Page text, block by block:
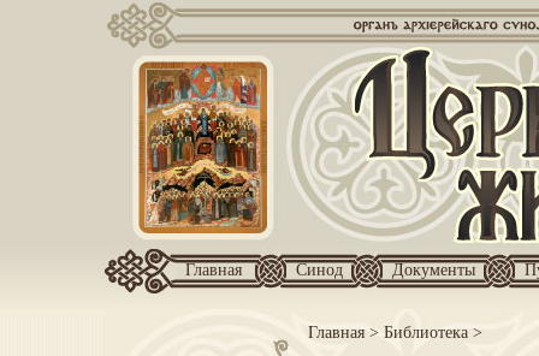
Главная Синод Документы
Главная> Библиотека >